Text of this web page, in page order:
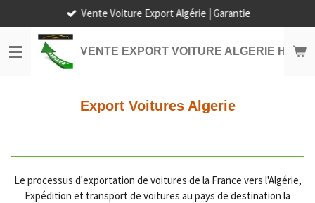
au
contenu
principal
VENTE EXPORT VOITURE ALGERIE HORS
Vente Voiture Export Algérie | Garantie
Export Voitures Algerie
Le processus d'exportation de voitures de la France vers l'Algérie,
Expédition et transport de voitures au pays de destination la